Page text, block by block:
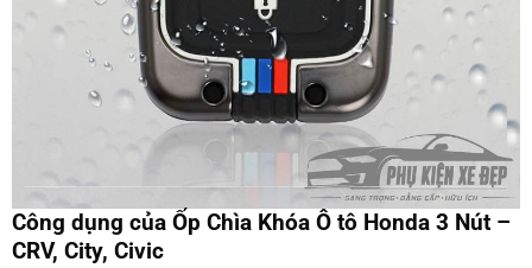
Công dụng của Ốp Chìa Khóa Ô tô Honda 3 Nút –
CRV, City, Civic